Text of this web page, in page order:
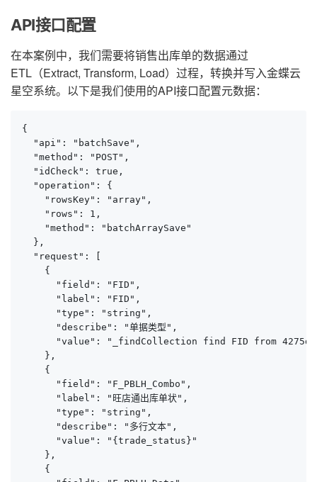
API接口配置
在本案例中，我们需要将销售出库单的数据通过
ETL（Extract, Transform, Load）过程，转换并写入金蝶云
星空系统。以下是我们使用的API接口配置元数据：
{
  "api": "batchSave",
  "method": "POST",
  "idCheck": true,
  "operation": {
    "rowsKey": "array",
    "rows": 1,
    "method": "batchArraySave"
  },
  "request": [
    {
      "field": "FID",
      "label": "FID",
      "type": "string",
      "describe": "单据类型",
"value": "_findCollection find FID from
    },
    {
      "field": "F_PBLH_Combo",
      "label": "旺店通出库单状",
      "type": "string",
      "describe": "多行文本",
      "value": "{trade_status}"
    },
    {